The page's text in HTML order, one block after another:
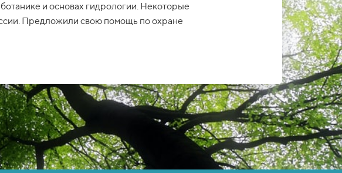
и основах гидрологии. Некоторые
Предложили свою помощь по охране